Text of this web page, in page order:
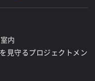
内
見守るプロジェクトメン